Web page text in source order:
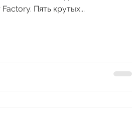
Пять крутых...